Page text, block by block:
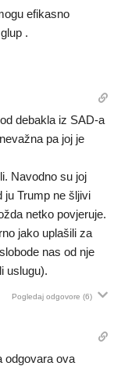
efikasno
.
debakla iz SAD-a
pa joj je
Navodno su joj
ju Trump ne šljivi
netko povjeruje.
jako uplašili za
nas od nje
uslugu).
Pogledaj odgovore (6)
odgovara ova